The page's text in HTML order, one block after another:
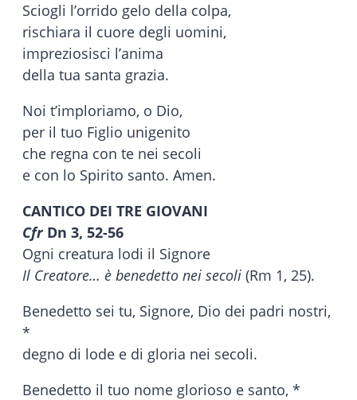
Sciogli l’orrido gelo della colpa,
rischiara il cuore degli uomini,
impreziosisci l’anima
della tua santa grazia.
Noi t’imploriamo, o Dio,
per il tuo Figlio unigenito
che regna con te nei secoli
e con lo Spirito santo. Amen.
CANTICO DEI TRE GIOVANI
Cfr Dn 3, 52-56
Ogni creatura lodi il Signore
Il Creatore… è benedetto nei secoli (Rm 1, 25).
Benedetto sei tu, Signore, Dio dei padri nostri,
*
degno di lode e di gloria nei secoli.
Benedetto il tuo nome glorioso e santo, *